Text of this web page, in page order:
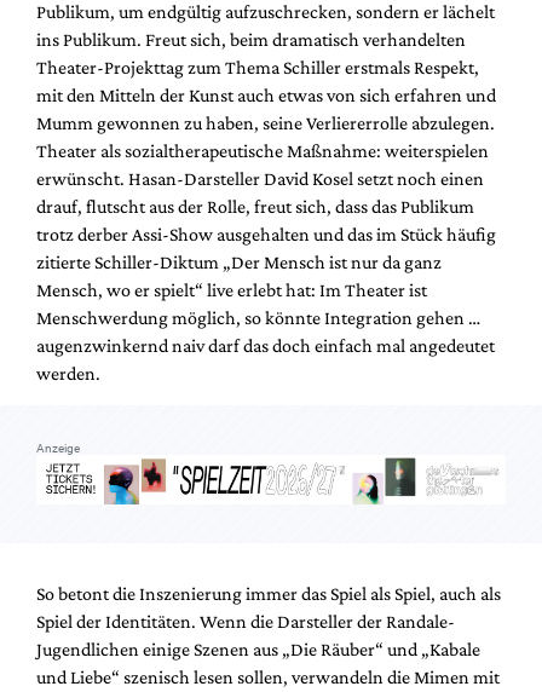
Publikum, um endgültig aufzuschrecken, sondern er lächelt
ins Publikum. Freut sich, beim dramatisch verhandelten
Theater-Projekttag zum Thema Schiller erstmals Respekt,
mit den Mitteln der Kunst auch etwas von sich erfahren und
Mumm gewonnen zu haben, seine Verliererrolle abzulegen.
Theater als sozialtherapeutische Maßnahme: weiterspielen
erwünscht. Hasan-Darsteller David Kosel setzt noch einen
drauf, flutscht aus der Rolle, freut sich, dass das Publikum
trotz derber Assi-Show ausgehalten und das im Stück häufig
zitierte Schiller-Diktum „Der Mensch ist nur da ganz
Mensch, wo er spielt“ live erlebt hat: Im Theater ist
Menschwerdung möglich, so könnte Integration gehen …
augenzwinkernd naiv darf das doch einfach mal angedeutet
werden.
Anzeige
So betont die Inszenierung immer das Spiel als Spiel, auch als
Spiel der Identitäten. Wenn die Darsteller der Randale-
Jugendlichen einige Szenen aus „Die Räuber“ und „Kabale
und Liebe“ szenisch lesen sollen, verwandeln die Mimen mit